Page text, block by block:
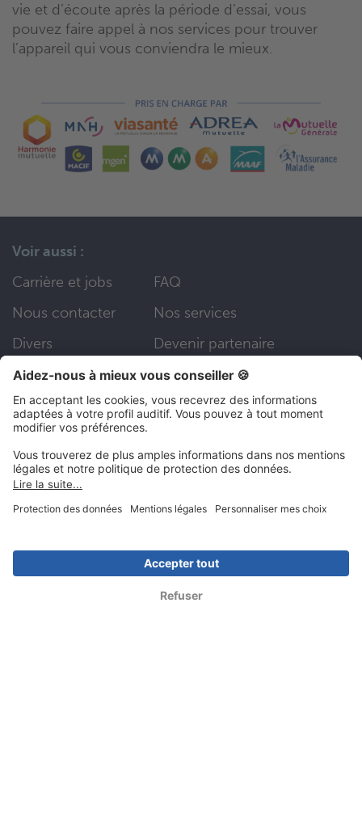
vie et d’écoute après la période d’essai, vous
pouvez faire appel à nos services pour trouver
l’appareil qui vous conviendra le mieux.
Voir aussi :
Carrière et jobs
FAQ
Nous contacter
Nos services
Divers
Devenir partenaire
Social Media
Contactez nous au :
Top Articles